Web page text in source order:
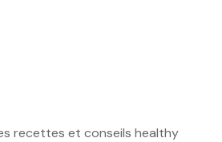
recettes et conseils healthy